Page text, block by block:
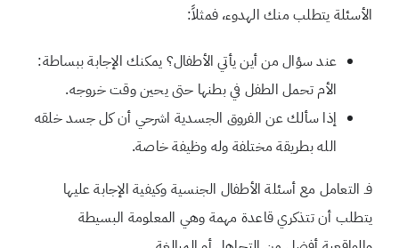
الأسئلة يتطلب منك الهدوء، فمثلاً:
عند سؤال من أين يأتي الأطفال؟ يمكنك الإجابة ببساطة:
الأم تحمل الطفل في بطنها حتى يحين وقت خروجه.
إذا سألك عن الفروق الجسدية اشرحي أن كل جسد خلقه
الله بطريقة مختلفة وله وظيفة خاصة.
فـ التعامل مع أسئلة الأطفال الجنسية وكيفية الإجابة عليها
يتطلب أن تتذكري قاعدة مهمة وهي المعلومة البسيطة